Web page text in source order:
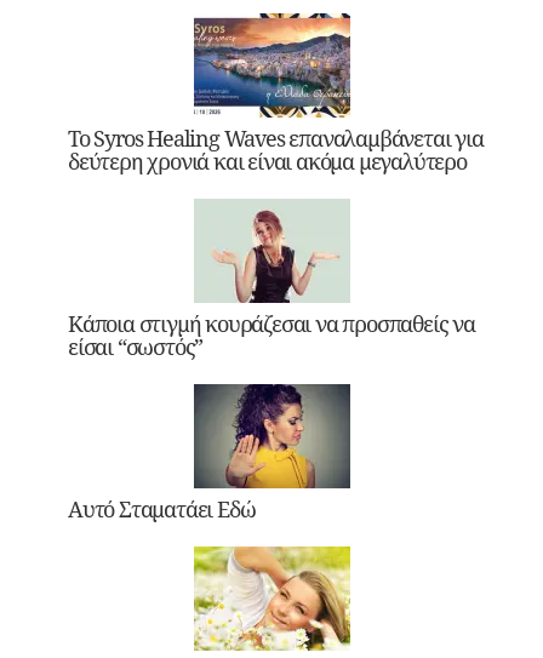
Το Syros Healing Waves επαναλαμβάνεται για
δεύτερη χρονιά και είναι ακόμα μεγαλύτερο
Κάποια στιγμή κουράζεσαι να προσπαθείς να
είσαι “σωστός”
Αυτό Σταματάει Εδώ